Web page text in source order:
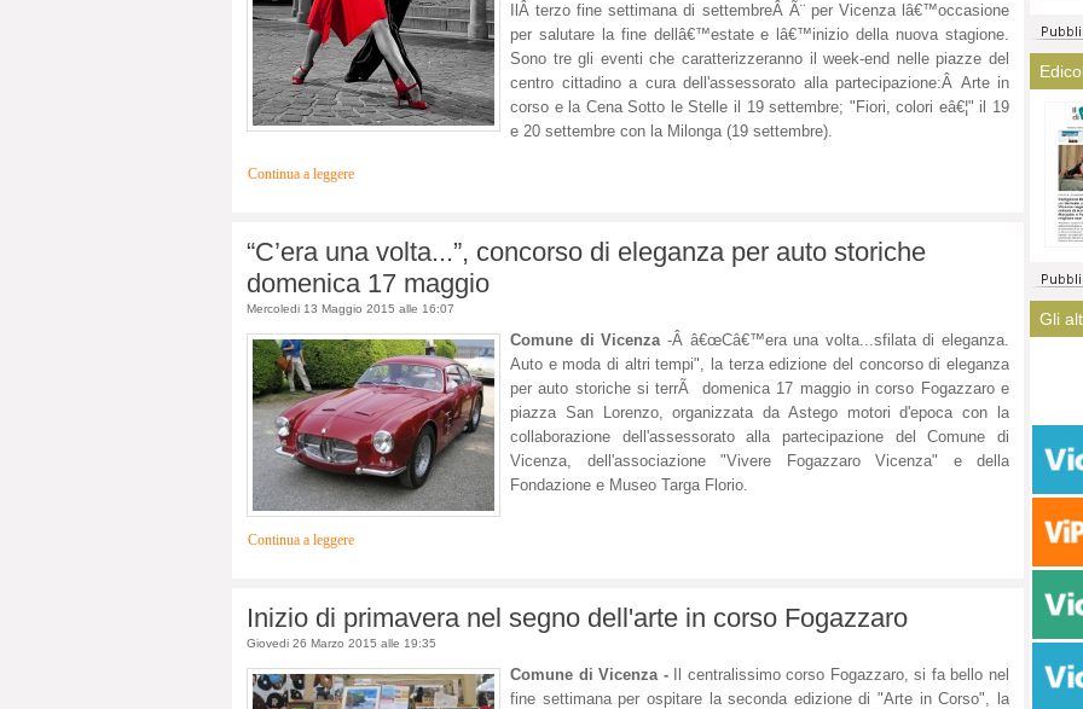
Â terzo fine settimana di settembreÂ Ã¨ per Vicenza lâ€™occasione
per salutare la fine dellâ€™estate e lâ€™inizio della nuova stagione.
Sono tre gli eventi che caratterizzeranno il week-end nelle piazze del
centro cittadino a cura dell'assessorato alla partecipazione:Â Arte in
corso e la Cena Sotto le Stelle il 19 settembre; "Fiori, colori eâ€¦" il 19
e 20 settembre con la Milonga (19 settembre).
Continua a leggere
“C’era una volta...”, concorso di eleganza per auto storiche
domenica 17 maggio
Mercoledi 13 Maggio 2015 alle 16:07
Comune di Vicenza -Â â€œCâ€™era una volta...sfilata di eleganza.
Auto e moda di altri tempi", la terza edizione del concorso di eleganza
per auto storiche si terrÃ domenica 17 maggio in corso Fogazzaro e
piazza San Lorenzo, organizzata da Astego motori d'epoca con la
collaborazione dell'assessorato alla partecipazione del Comune di
Vicenza, dell'associazione "Vivere Fogazzaro Vicenza" e della
Fondazione e Museo Targa Florio.
Continua a leggere
Inizio di primavera nel segno dell'arte in corso Fogazzaro
Giovedi 26 Marzo 2015 alle 19:35
Comune di Vicenza - Il centralissimo corso Fogazzaro, si fa bello nel
fine settimana per ospitare la seconda edizione di "Arte in Corso", la
a
ha
? La
Gli